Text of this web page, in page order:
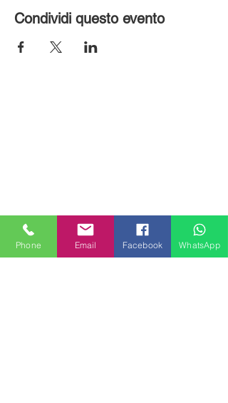
Condividi questo evento
Phone Email Facebook WhatsApp